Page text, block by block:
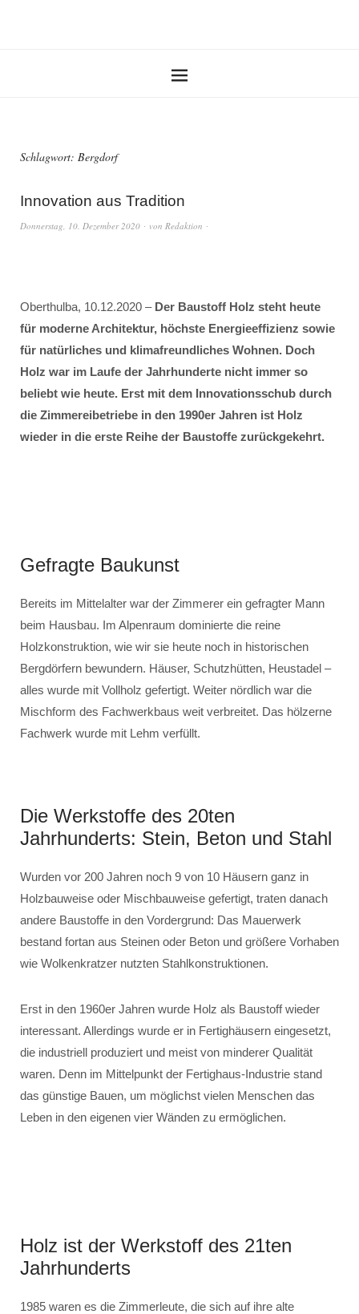
Schlagwort: Bergdorf
Innovation aus Tradition
Donnerstag, 10. Dezember 2020 von Redaktion
Oberthulba, 10.12.2020 – Der Baustoff Holz steht heute
für moderne Architektur, höchste Energieeffizienz sowie
für natürliches und klimafreundliches Wohnen. Doch
Holz war im Laufe der Jahrhunderte nicht immer so
beliebt wie heute. Erst mit dem Innovationsschub durch
die Zimmereibetriebe in den 1990er Jahren ist Holz
wieder in die erste Reihe der Baustoffe zurückgekehrt.
Gefragte Baukunst
Bereits im Mittelalter war der Zimmerer ein gefragter Mann
beim Hausbau. Im Alpenraum dominierte die reine
Holzkonstruktion, wie wir sie heute noch in historischen
Bergdörfern bewundern. Häuser, Schutzhütten, Heustadel –
alles wurde mit Vollholz gefertigt. Weiter nördlich war die
Mischform des Fachwerkbaus weit verbreitet. Das hölzerne
Fachwerk wurde mit Lehm verfüllt.
Die Werkstoffe des 20ten
Jahrhunderts: Stein, Beton und Stahl
Wurden vor 200 Jahren noch 9 von 10 Häusern ganz in
Holzbauweise oder Mischbauweise gefertigt, traten danach
andere Baustoffe in den Vordergrund: Das Mauerwerk
bestand fortan aus Steinen oder Beton und größere Vorhaben
wie Wolkenkratzer nutzten Stahlkonstruktionen.
Erst in den 1960er Jahren wurde Holz als Baustoff wieder
interessant. Allerdings wurde er in Fertighäusern eingesetzt,
die industriell produziert und meist von minderer Qualität
waren. Denn im Mittelpunkt der Fertighaus-Industrie stand
das günstige Bauen, um möglichst vielen Menschen das
Leben in den eigenen vier Wänden zu ermöglichen.
Holz ist der Werkstoff des 21ten
Jahrhunderts
1985 waren es die Zimmerleute, die sich auf ihre alte